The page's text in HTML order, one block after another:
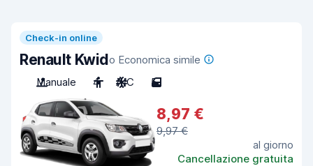
Check-in online
Renault Kwido Economica simile
Manuale
4 A/C 5
8,97 €
9,97 €
al giorno
Cancellazione gratuita